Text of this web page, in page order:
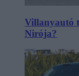
Villanyautó
Nirója?